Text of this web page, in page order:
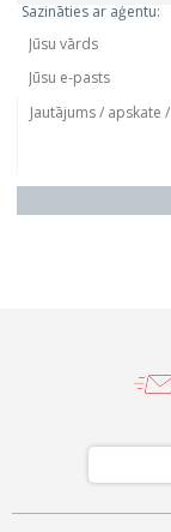
Sazināties ar aģentu: